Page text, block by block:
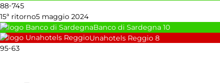
88-745
15ª ritorno5 maggio 2024
Banco di Sardegna 10
Unahotels Reggio 8
95-63